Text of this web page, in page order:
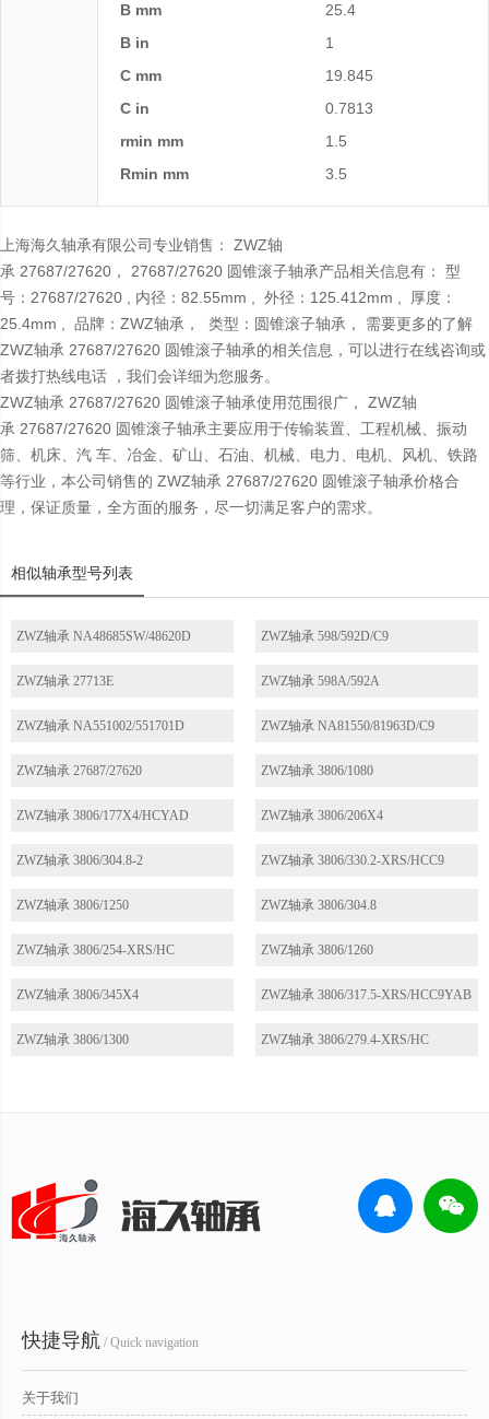
B mm
25.4
B in
1
C mm
19.845
C in
0.7813
rmin mm
1.5
Rmin mm
3.5
上海海久轴承有限公司专业销售： ZWZ轴
承 27687/27620， 27687/27620 圆锥滚子轴承产品相关信息有： 型
号：27687/27620 , 内径：82.55mm , 外径：125.412mm , 厚度：
25.4mm , 品牌：ZWZ轴承， 类型：圆锥滚子轴承， 需要更多的了解
ZWZ轴承 27687/27620 圆锥滚子轴承的相关信息，可以进行在线咨询或
者拨打热线电话 ，我们会详细为您服务。
ZWZ轴承 27687/27620 圆锥滚子轴承使用范围很广， ZWZ轴
承 27687/27620 圆锥滚子轴承主要应用于传输装置、工程机械、振动
筛、机床、汽 车、冶金、矿山、石油、机械、电力、电机、风机、铁路
等行业，本公司销售的 ZWZ轴承 27687/27620 圆锥滚子轴承价格合
理，保证质量，全方面的服务，尽一切满足客户的需求。
相似轴承型号列表
ZWZ轴承 NA48685SW/48620D ZWZ轴承 598/592D/C9
ZWZ轴承 27713E ZWZ轴承 598A/592A
ZWZ轴承 NA551002/551701D ZWZ轴承 NA81550/81963D/C9
ZWZ轴承 27687/27620 ZWZ轴承 3806/1080
ZWZ轴承 3806/177X4/HCYAD ZWZ轴承 3806/206X4
ZWZ轴承 3806/304.8-2 ZWZ轴承 3806/330.2-XRS/HCC9
ZWZ轴承 3806/1250 ZWZ轴承 3806/304.8
ZWZ轴承 3806/254-XRS/HC ZWZ轴承 3806/1260
ZWZ轴承 3806/345X4 ZWZ轴承 3806/317.5-XRS/HCC9YAB
ZWZ轴承 3806/1300 ZWZ轴承 3806/279.4-XRS/HC
快捷导航 / Quick navigation
关于我们